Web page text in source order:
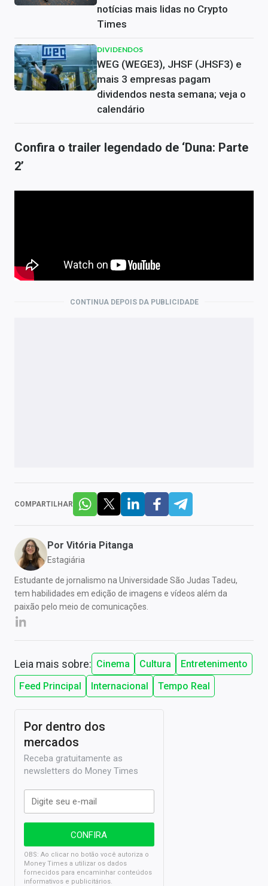
notícias mais lidas no Crypto
Times
DIVIDENDOS
WEG (WEGE3), JHSF (JHSF3) e
mais 3 empresas pagam
dividendos nesta semana; veja o
calendário
Confira o trailer legendado de ‘Duna: Parte
2’
CONTINUA DEPOIS DA PUBLICIDADE
COMPARTILHAR
Por Vitória Pitanga
Estagiária
Estudante de jornalismo na Universidade São Judas Tadeu,
tem habilidades em edição de imagens e vídeos além da
paixão pelo meio de comunicações.
Leia mais sobre: Cinema Cultura
Entretenimento
Feed Principal
Internacional Tempo Real
Por dentro dos
mercados
Receba gratuitamente as
newsletters do Money Times
OBS: Ao clicar no botão você autoriza o
Money Times a utilizar os dados
fornecidos para encaminhar conteúdos
informativos e publicitários.